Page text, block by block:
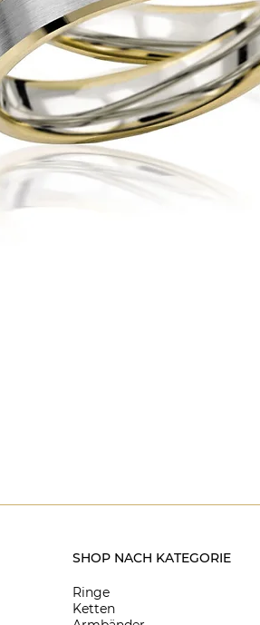
SHOP NACH KATEGORIE
Ringe
Ketten